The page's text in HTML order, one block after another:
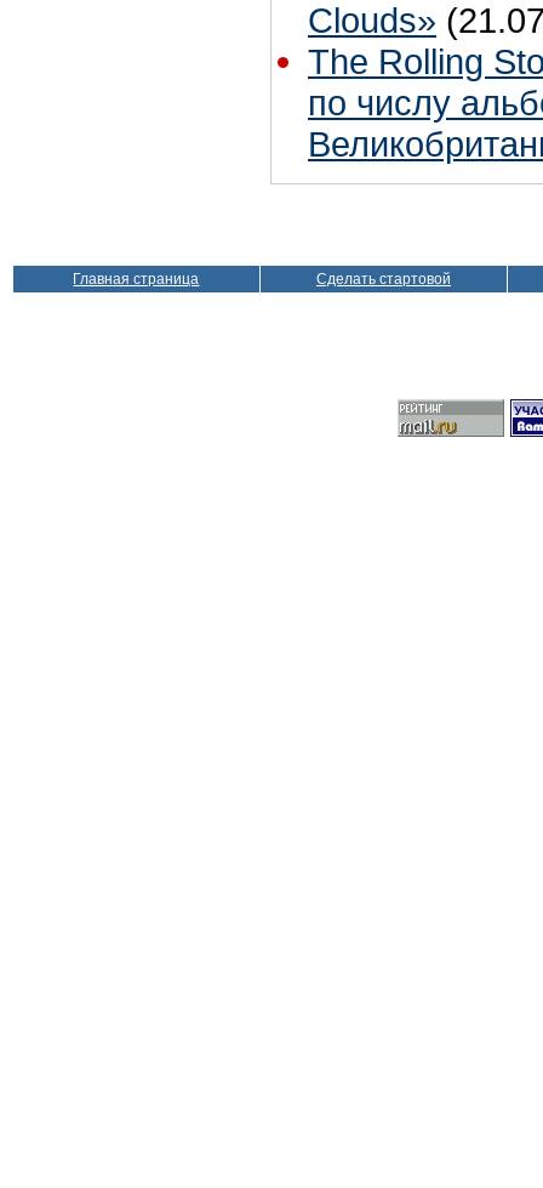
Clouds»
The Rolling
по числу
Главная страница Сделать стартовой